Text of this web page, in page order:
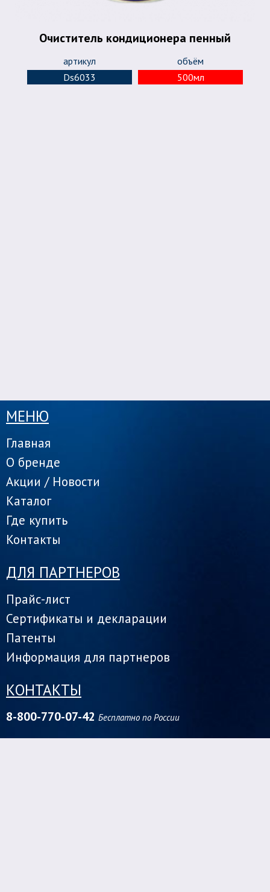
Очиститель кондиционера пенный
артикул
объём
Ds6033
500мл
МЕНЮ
Главная
О бренде
Акции / Новости
Каталог
Где купить
Контакты
ДЛЯ ПАРТНЕРОВ
Прайс-лист
Сертификаты и декларации
Патенты
Информация для партнеров
КОНТАКТЫ
8-800-770-07-42 Бесплатно по России